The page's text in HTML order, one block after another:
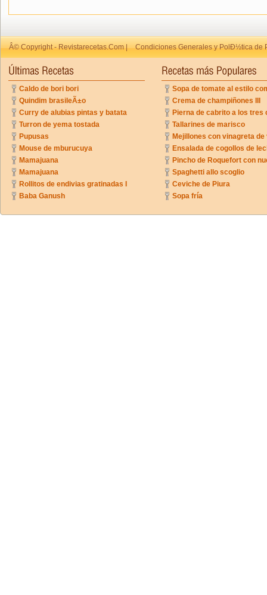
Â© Copyright - Revistarecetas.Com | Condiciones Generales y PolÐ½tica de
Caldo de bori bori
Quindim brasileÃ±o
Curry de alubias pintas y batata
Turron de yema tostada
Pupusas
Mouse de mburucuya
Mamajuana
Mamajuana
Rollitos de endivias gratinadas I
Baba Ganush
Sopa de tomate al estilo
Crema de champiñones III
Pierna de cabrito a los tres
Tallarines de marisco
Mejillones con vinagreta
Ensalada de cogollos de
Pincho de Roquefort con
Spaghetti allo scoglio
Ceviche de Piura
Sopa fría